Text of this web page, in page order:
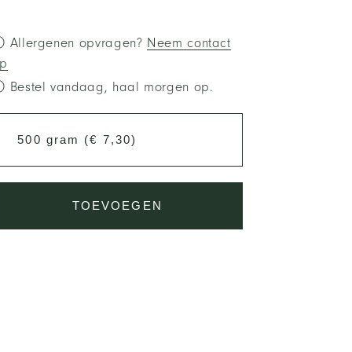
Allergenen opvragen? Neem contact
Bestel vandaag, haal morgen op.
TOEVOEGEN